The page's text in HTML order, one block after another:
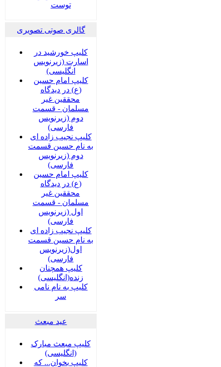
توست
گالری صوتی تصویری
کلیپ خورشید در
اسارت (زیرنویس
انگلیسی)
کلیپ امام حسین
(ع) در دیدگاه
محققین غیر
مسلمان - قسمت
دوم (زیرنویس
فارسی)
کلیپ نجیب زاده ای
به نام حسین قسمت
دوم (زیرنویس
فارسی)
کلیپ امام حسین
(ع) در دیدگاه
محققین غیر
مسلمان - قسمت
اول (زیرنویس
فارسی)
کلیپ نجیب زاده ای
به نام حسین قسمت
اول(زیرنویس
فارسی)
کلیپ همچنان
زنده(انگلیسی)
کلیپ به نام نامی
سر
عید مبعث
کلیپ مبعث مبارک
(انگلیسی)
کلیپ بخوان... که